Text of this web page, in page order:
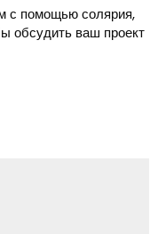
с помощью солярия,
обсудить ваш проект